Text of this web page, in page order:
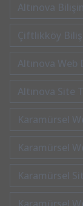
Altınova
Çiftlikköy
Altınova Web
Altınova Site
Karamürsel
Karamürsel
Karamürsel